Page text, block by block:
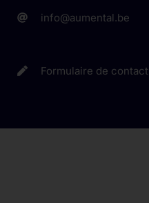
info@aumental.be
Formulaire de contact